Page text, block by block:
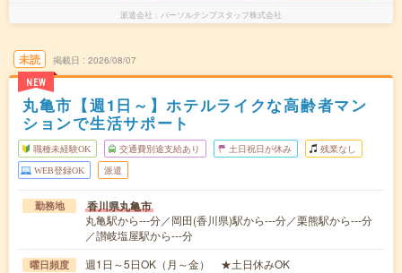
派遣会社 パーソルテンプスタッフ株式会社
未読
NEW
掲載日 2026/08/07
丸亀市【週1日～】ホテルライクな高齢者マン
ションで生活サポート
職種未経験OK 交通費別途支給あり 土日祝日が休み 残業なし
WEB登録OK 派遣
勤務地 香川県丸亀市
丸亀駅から---分／岡田(香川県)駅から---分／栗熊駅から---分
／讃岐塩屋駅から---分
曜日頻度 週1日～5日OK（月～金） ★土日休みOK